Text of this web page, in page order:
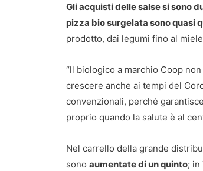
Gli acquisti delle salse si sono
pizza bio surgelata sono quasi
prodotto, dai legumi fino al
“ll biologico a marchio Coop
crescere anche ai tempi del
convenzionali, perché
proprio quando la salute è al
Nel carrello della grande
sono aumentate di un quinto; in